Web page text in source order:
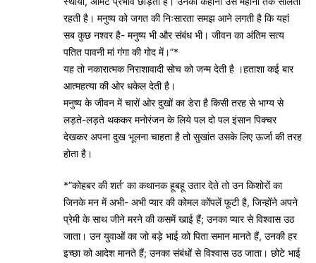
रहती है। मनुष्य को जगत की निःसारता समझ आने लगती है कि यहां
सब कुछ नश्वर है- मनुष्य भी और संबंध भी। जीवन का अंतिम सत्य
पतित पावनी मां गंगा की गोद में।”*
यह तो नकारात्मक निराशावादी सोच को जन्म देती है ।हताशा कई बार
आत्महत्या की ओर धकेल देती है।
मनुष्य के जीवन में चारों ओर दुखों का डेरा है किसी तरह से भाग्य से
लड़ते-लड़ते थककर मनोरंजन के लिये पल दो पल इंसान पिक्चर
देखकर अपना दुख भूलना चाहता है तो सुखांत उसके लिए ऊर्जा की तरह
होता है।
*”कोहबर की शर्त’ का कथानक हूबहू उतार देते तो उन किशोरों का
जिनके मन में अभी- अभी प्यार की कोमल कोंपलें फूटी है, जिन्होंने अपने
प्रेमी के साथ जीने मरने की कसमें खाई हैं; उनका प्यार से विश्वास उठ
जाता। उन युवाओं का जो बड़े भाई को पिता समान मानते हैं, उनकी हर
इच्छा को आदेश मानते हैं; उनका संबंधों से विश्वास उठ जाता। छोटे भाई